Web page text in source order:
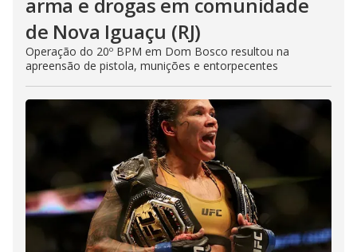
de Nova Iguaçu (RJ)
Operação do 20º BPM em Dom Bosco resultou na
apreensão de pistola, munições e entorpecentes